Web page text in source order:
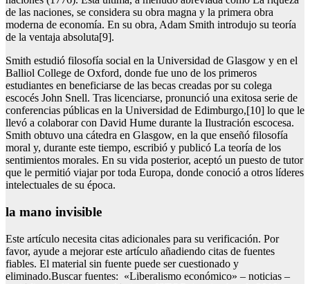
de las naciones, se considera su obra magna y la primera obra
moderna de economía. En su obra, Adam Smith introdujo su teoría
de la ventaja absoluta[9].
Smith estudió filosofía social en la Universidad de Glasgow y en el
Balliol College de Oxford, donde fue uno de los primeros
estudiantes en beneficiarse de las becas creadas por su colega
escocés John Snell. Tras licenciarse, pronunció una exitosa serie de
conferencias públicas en la Universidad de Edimburgo,[10] lo que le
llevó a colaborar con David Hume durante la Ilustración escocesa.
Smith obtuvo una cátedra en Glasgow, en la que enseñó filosofía
moral y, durante este tiempo, escribió y publicó La teoría de los
sentimientos morales. En su vida posterior, aceptó un puesto de tutor
que le permitió viajar por toda Europa, donde conoció a otros líderes
intelectuales de su época.
la mano invisible
Este artículo necesita citas adicionales para su verificación. Por
favor, ayude a mejorar este artículo añadiendo citas de fuentes
fiables. El material sin fuente puede ser cuestionado y
eliminado.Buscar fuentes: «Liberalismo económico» – noticias –